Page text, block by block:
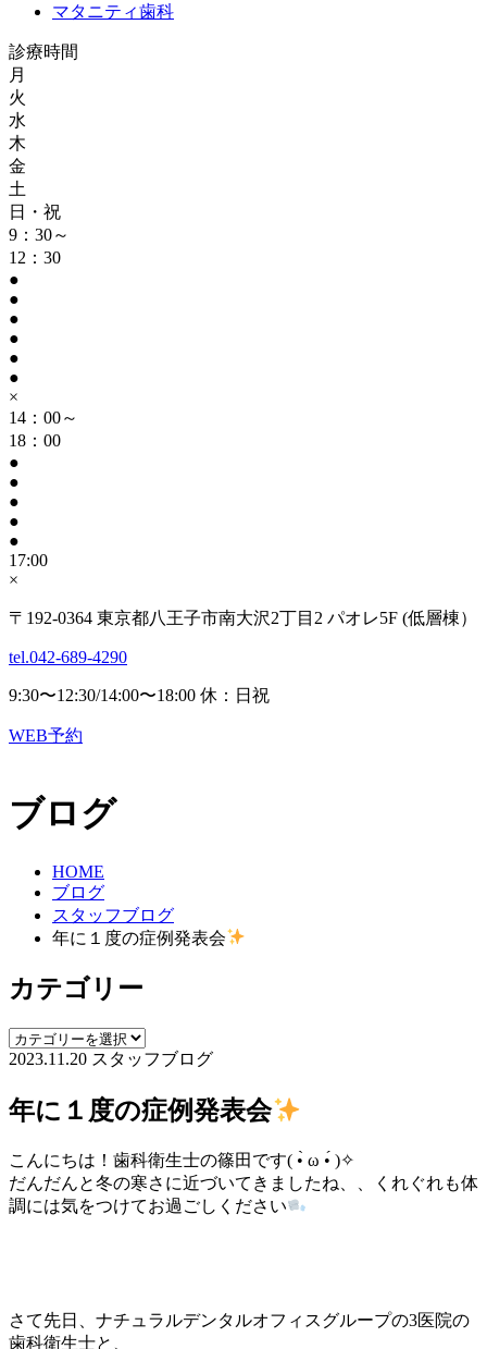
マタニティ歯科
診療時間
月
火
水
木
金
土
日・祝
9：30～
12：30
●
●
●
●
●
●
×
14：00～
18：00
●
●
●
●
●
17:00
×
〒192-0364 東京都八王子市南大沢2丁目2 パオレ5F (低層棟）
tel.042-689-4290
9:30〜12:30/14:00〜18:00 休：日祝
WEB予約
ブログ
HOME
ブログ
スタッフブログ
年に１度の症例発表会
カテゴリー
2023.11.20 スタッフブログ
年に１度の症例発表会
こんにちは！歯科衛生士の篠田です( •̀ ω •́ )✧
だんだんと冬の寒さに近づいてきましたね、、くれぐれも体
調には気をつけてお過ごしください
さて先日、ナチュラルデンタルオフィスグループの3医院の
歯科衛生士と、